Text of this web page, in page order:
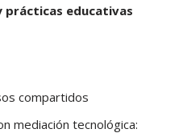
prácticas educativas
compartidos
mediación tecnológica: